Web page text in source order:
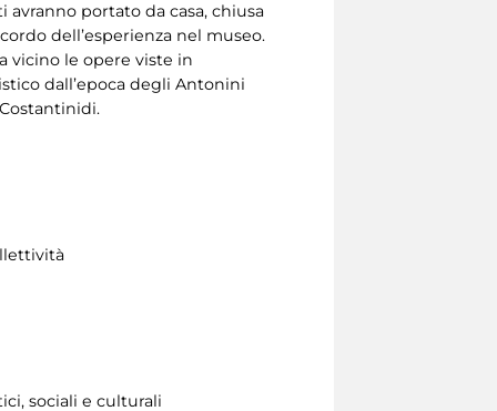
portato da casa, chiusa
dell’esperienza nel museo.
vicino le opere viste in
dall’epoca degli Antonini
sociali e culturali